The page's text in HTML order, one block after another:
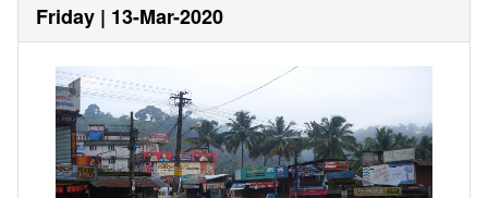
Friday | 13-Mar-2020